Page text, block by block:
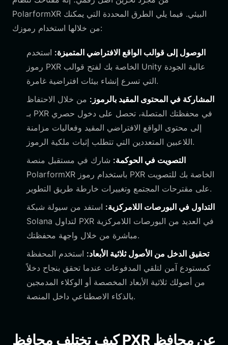
PolarformXR البيئي. فيما يلي الطرق المحددة التي يمكنك
من خلالها استخدام رموزك:
الوصول إلى قوالب الواقع الافتراضي المتميزة: استخدم
رموز PXR الخاصة بك لفتح قوالب Unity عالية الجودة
التي تسرع إنشاء بيئات افتراضية غامرة.
المشاركة في المحتوى المقيد بالرموز: من خلال الاحتفاظ
بـ PXR في محفظتك المتصلة، تحصل على دخول حصري
إلى محتوى الواقع الافتراضي المقيد وفعاليات مزامنة
اللاعبين المتعددين التي تتطلب إثبات ملكية الرموز.
التصويت في الحوكمة: شارك في مستقبل منصة
PolarformXR باستخدام رموز PXR الخاصة بك للتصويت
على مقترحات المجتمع وتغييرات خارطة طريق التطوير.
التداول في البورصات اللامركزية: استفد من سيولة شبكة
Solana لتداول PXR في العديد من البورصات اللامركزية
مباشرة من خلال واجهة محفظتك.
تحقيق الدخل من الأصول ثلاثية الأبعاد: استخدم المحفظة
كمستودع آمن لتلقي المدفوعات عندما تحقق بنجاح دخلاً
من أصولك ثلاثية الأبعاد المخصصة أو الوكلاء المدمجين
بالذكاء الاصطناعي داخل المنصة.
كيف تختلف محافظ PXR عن محافظ